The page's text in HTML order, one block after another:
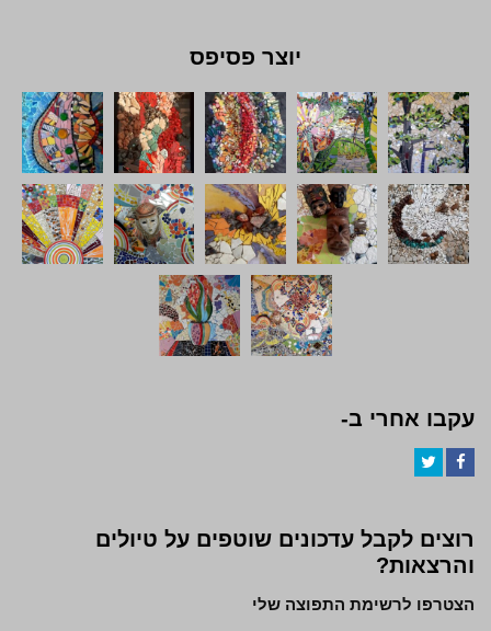
יוצר פסיפס
עקבו אחרי ב-
רוצים לקבל עדכונים שוטפים על טיולים
והרצאות?
הצטרפו לרשימת התפוצה שלי